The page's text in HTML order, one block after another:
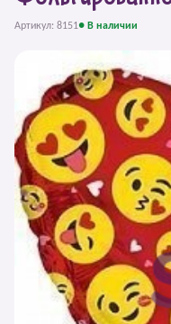
Артикул: 8151● В наличии